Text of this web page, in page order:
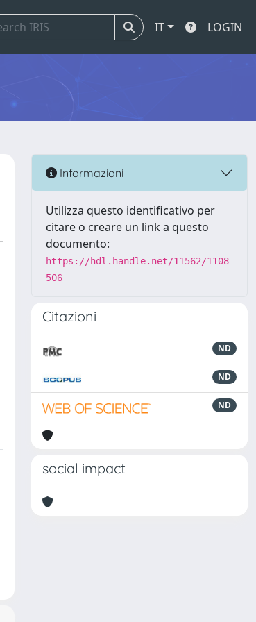
IT LOGIN
Informazioni
Utilizza questo identificativo per
citare o creare un link a questo
documento:
https://hdl.handle.net/11562/1108
506
Citazioni
ND
ND
ND
social impact